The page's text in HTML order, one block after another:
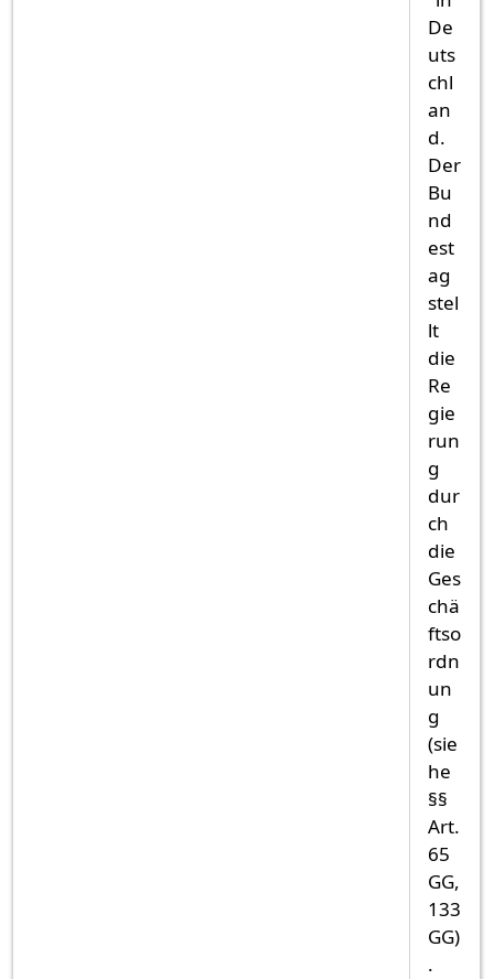
De
uts
chl
an
d.
Der
Bu
nd
est
ag
stel
lt
die
Re
gie
run
g
dur
ch
die
Ges
chä
ftso
rdn
un
g
(sie
he
§§
Art.
65
GG,
133
GG)
.